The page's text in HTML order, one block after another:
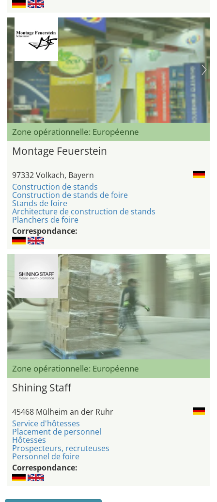
Zone opérationnelle: Européenne
Montage Feuerstein
97332 Volkach, Bayern
Construction de stands
Construction de stands de foire
Stands de foire
Architecture de construction de stands
Planchers de foire
Correspondance:
Zone opérationnelle: Européenne
Shining Staff
45468 Mülheim an der Ruhr
Service d'hôtesses
Placement de personnel
Hôtesses
Prospecteurs, recruteuses
Personnel de foire
Correspondance: